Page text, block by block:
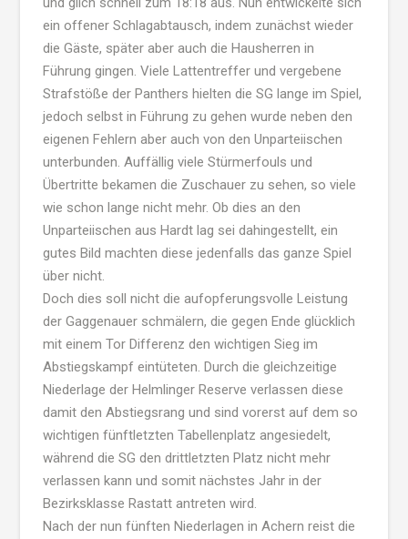
ein offener Schlagabtausch, indem zunächst wieder
die Gäste, später aber auch die Hausherren in
Führung gingen. Viele Lattentreffer und vergebene
Strafstöße der Panthers hielten die SG lange im Spiel,
jedoch selbst in Führung zu gehen wurde neben den
eigenen Fehlern aber auch von den Unparteiischen
unterbunden. Auffällig viele Stürmerfouls und
Übertritte bekamen die Zuschauer zu sehen, so viele
wie schon lange nicht mehr. Ob dies an den
Unparteiischen aus Hardt lag sei dahingestellt, ein
gutes Bild machten diese jedenfalls das ganze Spiel
über nicht.
Doch dies soll nicht die aufopferungsvolle Leistung
der Gaggenauer schmälern, die gegen Ende glücklich
mit einem Tor Differenz den wichtigen Sieg im
Abstiegskampf eintüteten. Durch die gleichzeitige
Niederlage der Helmlinger Reserve verlassen diese
damit den Abstiegsrang und sind vorerst auf dem so
wichtigen fünftletzten Tabellenplatz angesiedelt,
während die SG den drittletzten Platz nicht mehr
verlassen kann und somit nächstes Jahr in der
Bezirksklasse Rastatt antreten wird.
Nach der nun fünften Niederlagen in Achern reist die